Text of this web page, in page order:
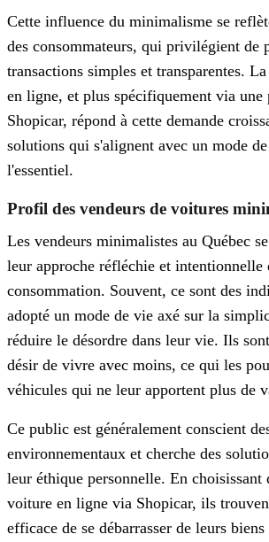
Cette influence du minimalisme se
des consommateurs, qui privilégient de
transactions simples et transparentes.
en ligne, et plus spécifiquement via une
Shopicar, répond à cette demande
solutions qui s'alignent avec un mode
l'essentiel.
Profil des vendeurs de voitures
Les vendeurs minimalistes au Québec
leur approche réfléchie et intentionnelle
consommation. Souvent, ce sont des
adopté un mode de vie axé sur la
réduire le désordre dans leur vie. Ils
désir de vivre avec moins, ce qui les
véhicules qui ne leur apportent plus de
Ce public est généralement conscient
environnementaux et cherche des
leur éthique personnelle. En choisissant
voiture en ligne via Shopicar, ils
efficace de se débarrasser de leurs